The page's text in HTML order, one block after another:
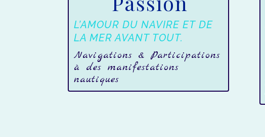
L’AMOUR DU NAVIRE ET DE
LA MER AVANT TOUT.
Navigations & Participations
à des manifestations
nautiques